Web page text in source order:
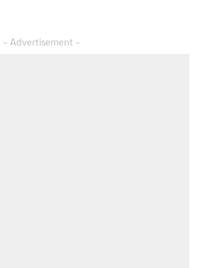
– Advertisement –